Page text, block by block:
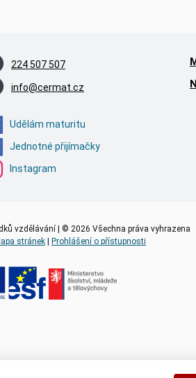
224 507 507
info@cermat.cz
Udělám maturitu
Jednotné přijímačky
Instagram
vzdělávání | © 2026 Všechna práva vyhrazena
stránek Prohlášení o přístupnosti